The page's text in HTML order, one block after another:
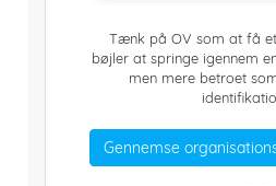
Tænk på OV som at få
bøjler at springe igennem
men mere betroet
Gennemse